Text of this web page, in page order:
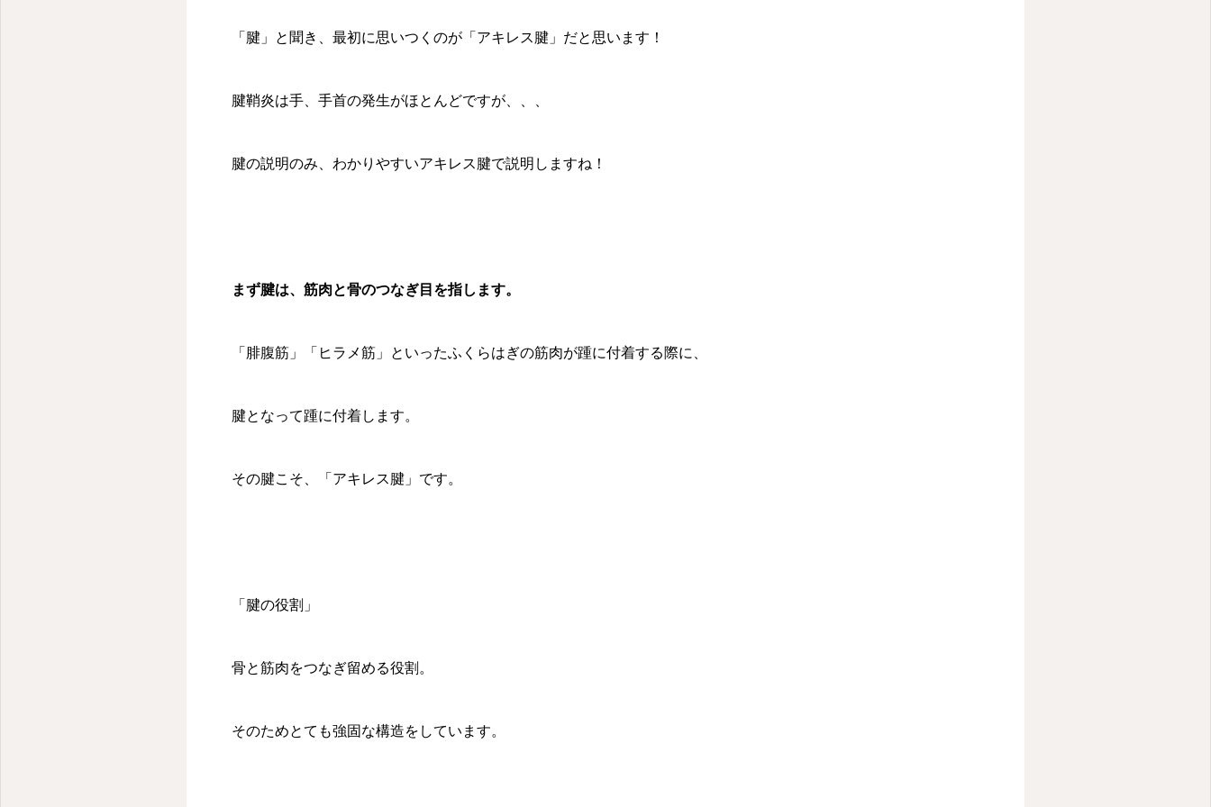
「腱」と聞き、最初に思いつくのが「アキレス腱」だと思います！
腱鞘炎は手、手首の発生がほとんどですが、、、
腱の説明のみ、わかりやすいアキレス腱で説明しますね！
まず腱は、筋肉と骨のつなぎ目を指します。
「腓腹筋」「ヒラメ筋」といったふくらはぎの筋肉が踵に付着する際に、
腱となって踵に付着します。
その腱こそ、「アキレス腱」です。
「腱の役割」
骨と筋肉をつなぎ留める役割。
そのためとても強固な構造をしています。